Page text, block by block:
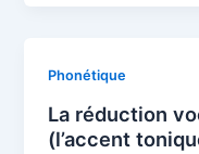
Phonétique
La réduction
(l’accent